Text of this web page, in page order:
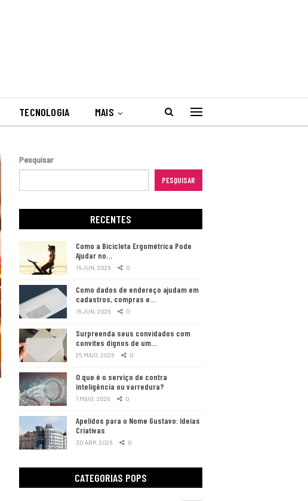
TECNOLOGIA MAIS
Pesquisar
PESQUISAR
RECENTES
Como a Bicicleta Ergométrica Pode
Ajudar no…
16 JUN, 2026 0
Como dados de endereço ajudam em
cadastros, compras e…
16 JUN, 2026 0
Surpreenda seus convidados com
convites dignos de um…
25 MAIO, 2026 0
O que é o serviço de contra
inteligência ou varredura?
1 MAIO, 2026 0
Apelidos para o Nome Gustavo: Ideias
Criativas
30 ABR, 2026 0
CATEGORIAS POPS